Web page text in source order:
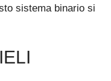
sistema binario si